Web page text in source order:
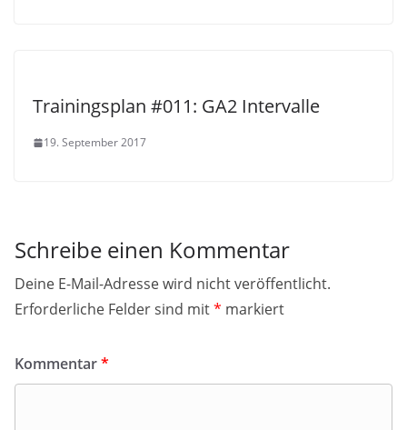
Trainingsplan #011: GA2 Intervalle
19. September 2017
Schreibe einen Kommentar
Deine E-Mail-Adresse wird nicht veröffentlicht.
Erforderliche Felder sind mit* markiert
Kommentar*